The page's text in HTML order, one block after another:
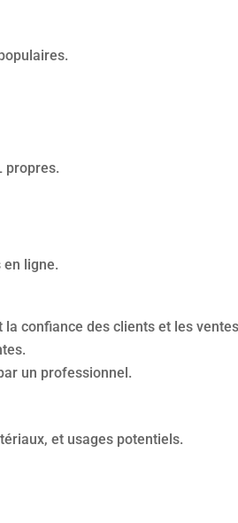
propres.
ligne.
confiance des clients et les
un professionnel.
et usages potentiels.